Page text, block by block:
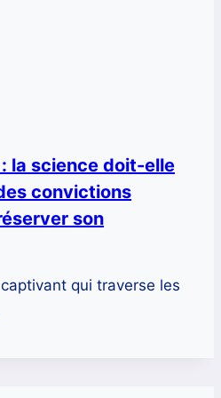
la science doit-elle
convictions
son
qui traverse les